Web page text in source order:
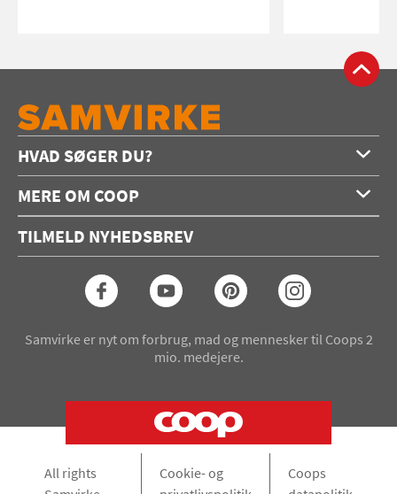
HVAD SØGER DU?
Forside
Opskrifter
Konkurrencer
MERE OM COOP
Annoncering
Coop medlem
TILMELD NYHEDSBREV
Samvirke er nyt om forbrug, mad og mennesker til Coops 2
mio. medejere.
All rights
Cookie- og
Coops